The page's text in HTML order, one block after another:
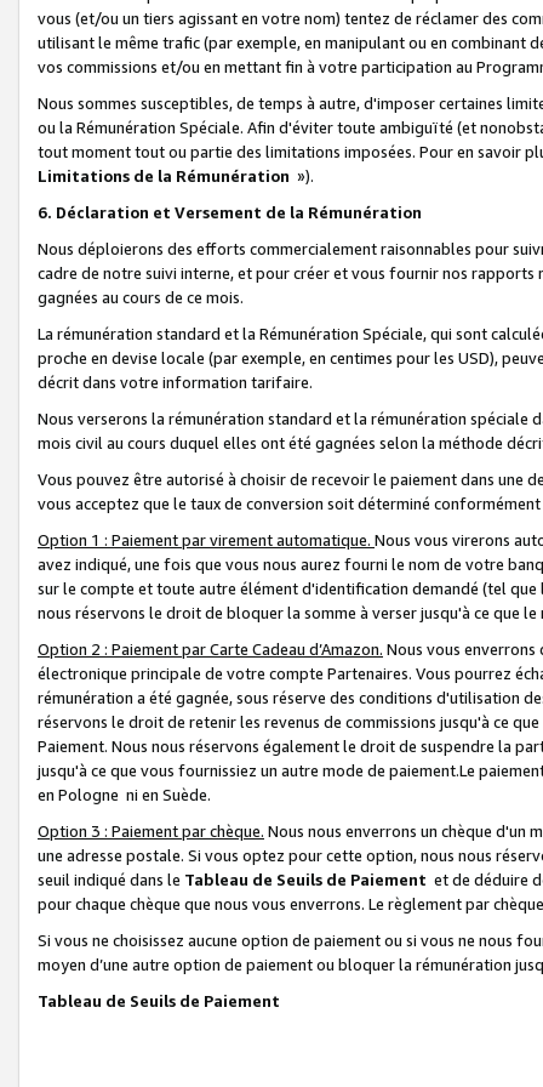
vous (et/ou un tiers agissant en votre nom) tentez de réclamer des
utilisant le même trafic (par exemple, en manipulant ou en combinant
vos commissions et/ou en mettant fin à votre participation au
Nous sommes susceptibles, de temps à autre, d'imposer certaines
ou la Rémunération Spéciale. Afin d'éviter toute ambiguïté (et
tout moment tout ou partie des limitations imposées. Pour en savoir
Limitations de la Rémunération »).
6. Déclaration et Versement de la Rémunération
Nous déploierons des efforts commercialement raisonnables pour
cadre de notre suivi interne, et pour créer et vous fournir nos
gagnées au cours de ce mois.
La rémunération standard et la Rémunération Spéciale, qui sont
proche en devise locale (par exemple, en centimes pour les USD),
décrit dans votre information tarifaire.
Nous verserons la rémunération standard et la rémunération spéciale
mois civil au cours duquel elles ont été gagnées selon la méthode
Vous pouvez être autorisé à choisir de recevoir le paiement dans une
vous acceptez que le taux de conversion soit déterminé
Option 1 : Paiement par virement automatique. Nous vous virerons
avez indiqué, une fois que vous nous aurez fourni le nom de votre
sur le compte et toute autre élément d'identification demandé (tel que
nous réservons le droit de bloquer la somme à verser jusqu'à ce que
Option 2 : Paiement par Carte Cadeau d’Amazon. Nous vous
électronique principale de votre compte Partenaires. Vous pourrez
rémunération a été gagnée, sous réserve des conditions d'utilisation
réservons le droit de retenir les revenus de commissions jusqu'à ce
Paiement. Nous nous réservons également le droit de suspendre la
jusqu'à ce que vous fournissiez un autre mode de paiement.Le
en Pologne ni en Suède.
Option 3 : Paiement par chèque. Nous nous enverrons un chèque d'un
une adresse postale. Si vous optez pour cette option, nous nous
seuil indiqué dans le Tableau de Seuils de Paiement et de déduire
pour chaque chèque que nous vous enverrons. Le règlement par
Si vous ne choisissez aucune option de paiement ou si vous ne nous
moyen d’une autre option de paiement ou bloquer la rémunération
Tableau de Seuils de Paiement